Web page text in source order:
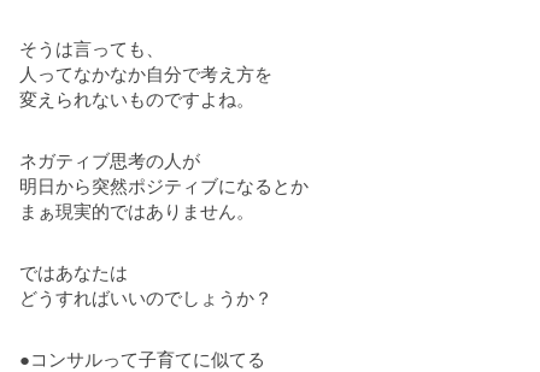
そうは言っても、
人ってなかなか自分で考え方を
変えられないものですよね。
ネガティブ思考の人が
明日から突然ポジティブになるとか
まぁ現実的ではありません。
ではあなたは
どうすればいいのでしょうか？
●コンサルって子育てに似てる